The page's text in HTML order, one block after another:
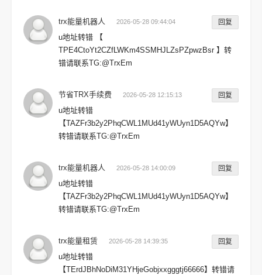
trx能量机器人 2026-05-28 09:44:04 回复
u地址转错 【
TPE4CtoYt2CZfLWKm4SSMHJLZsPZpwzBsr 】转
错请联系TG:@TrxEm
节省TRX手续费 2026-05-28 12:15:13 回复
u地址转错
【TAZFr3b2y2PhqCWL1MUd41yWUyn1D5AQYw】
转错请联系TG:@TrxEm
trx能量机器人 2026-05-28 14:00:09 回复
u地址转错
【TAZFr3b2y2PhqCWL1MUd41yWUyn1D5AQYw】
转错请联系TG:@TrxEm
trx能量租赁 2026-05-28 14:39:35 回复
u地址转错
【TErdJBhNoDiM31YHjeGobjxxgggtj66666】转错请